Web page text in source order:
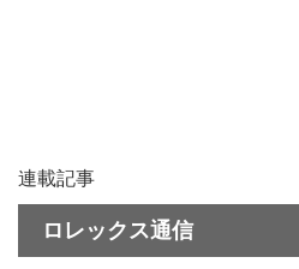
連載記事
ロレックス通信